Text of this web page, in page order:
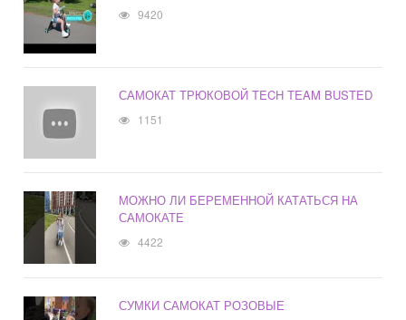
9420
САМОКАТ ТРЮКОВОЙ TECH TEAM BUSTED
1151
МОЖНО ЛИ БЕРЕМЕННОЙ КАТАТЬСЯ НА
САМОКАТЕ
4422
СУМКИ САМОКАТ РОЗОВЫЕ